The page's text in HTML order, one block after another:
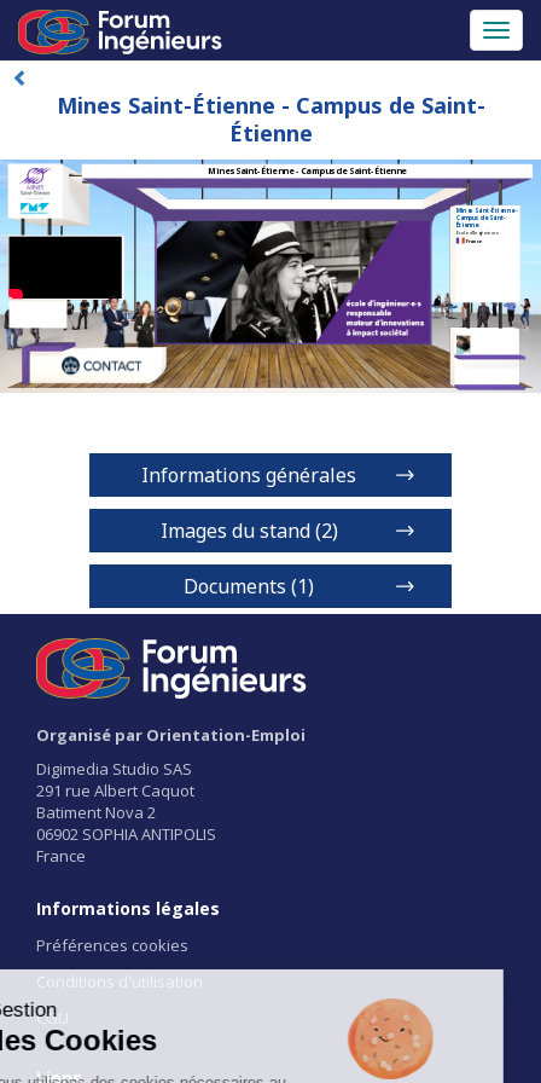
Mines Saint-Étienne - Campus de Saint-
Étienne
Mines Saint-Étienne - Campus de Saint-Étienne
Mines Saint-Étienne -
Campus de Saint-
Étienne
Ecole d'Ingénieurs
France
Informations générales
Images du stand (2)
1 / 2
Documents (1)
Organisé par Orientation-Emploi
Digimedia Studio SAS
291 rue Albert Caquot
Batiment Nova 2
06902 SOPHIA ANTIPOLIS
France
Informations légales
Préférences cookies
Conditions d'utilisation
CGU
Liens